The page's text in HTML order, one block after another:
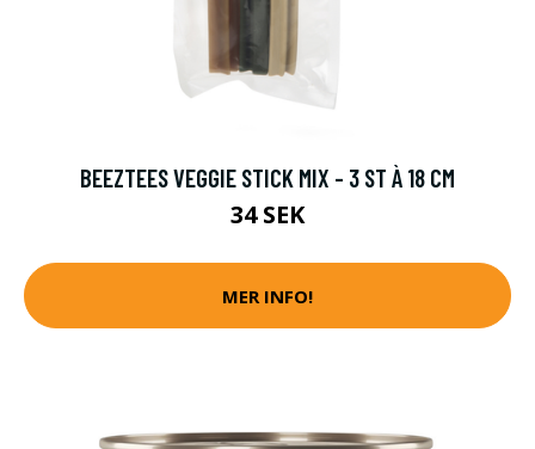
BEEZTEES VEGGIE STICK MIX - 3 ST À 18 CM
34 SEK
MER INFO!